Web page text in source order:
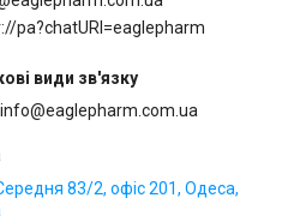
pa?chatURI=eaglepharm
info@eaglepharm.com.ua
83/2, офіс 201, Одеса,